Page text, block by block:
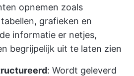
opnemen zoals
grafieken en
informatie er netjes,
begrijpelijk uit te laten zien
: Wordt geleverd